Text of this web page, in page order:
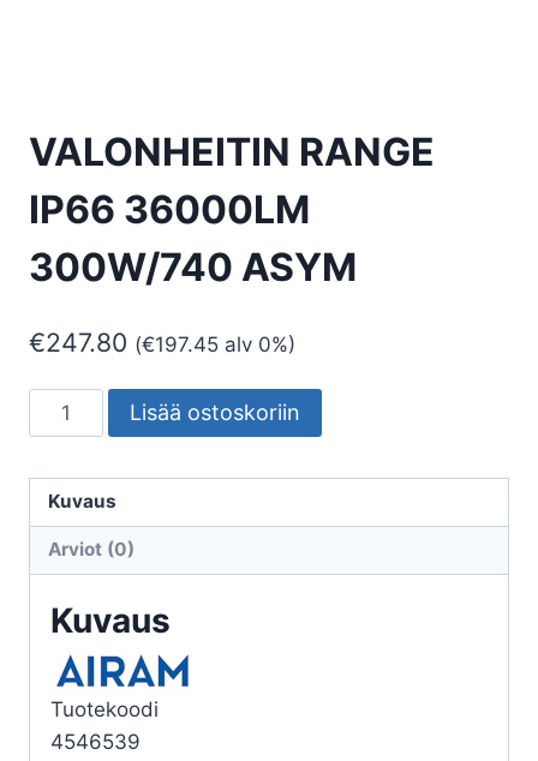
VALONHEITIN RANGE
IP66 36000LM
300W/740 ASYM
€247.80 (€197.45 alv 0%)
VALONHEITIN
RANGE
36000LM
300W/740
Lisää ostoskoriin
Kuvaus
Arviot (0)
Kuvaus
Tuotekoodi
4546539